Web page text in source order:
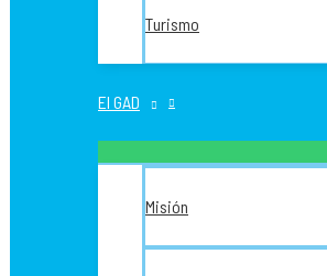
Turismo
El GAD
Misión